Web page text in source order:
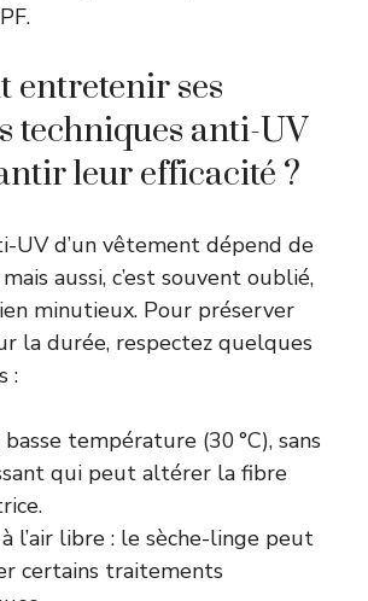
entretenir ses
techniques anti-UV
leur efficacité ?
UV d’un vêtement dépend de
aussi, c’est souvent oublié,
minutieux. Pour préserver
la durée, respectez quelques
:
basse température (30 °C), sans
qui peut altérer la fibre
l’air libre : le sèche-linge peut
certains traitements